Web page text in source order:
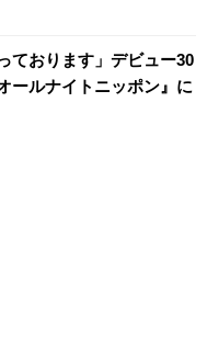
ております」デビュー30
ールナイトニッポン』に